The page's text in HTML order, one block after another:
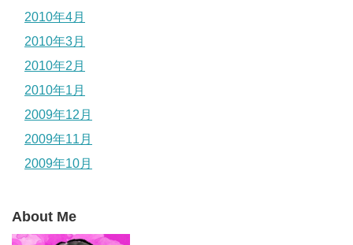
2010年4月
2010年3月
2010年2月
2010年1月
2009年12月
2009年11月
2009年10月
About Me